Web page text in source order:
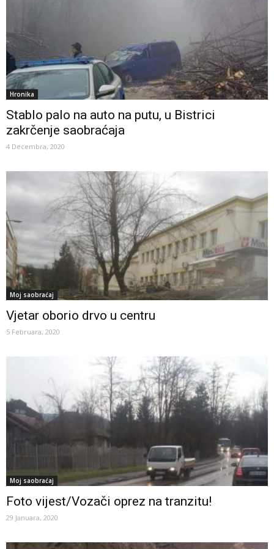
Hronika
Stablo palo na auto na putu, u Bistrici
zakrčenje saobraćaja
4 Decembra, 2020
Moj saobraćaj
Vjetar oborio drvo u centru
5 Februara, 2020
Moj saobraćaj
Foto vijest/Vozači oprez na tranzitu!
29 Januara, 2020